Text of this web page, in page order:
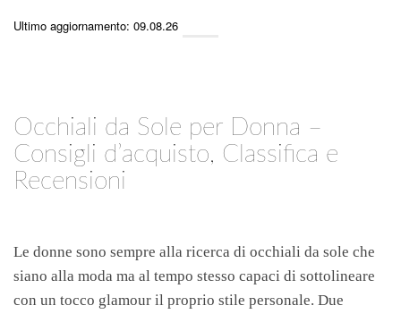
Ultimo aggiornamento: 09.08.26
Occhiali da Sole per Donna –
Consigli d’acquisto, Classifica e
Recensioni
Le donne sono sempre alla ricerca di occhiali da sole che
siano alla moda ma al tempo stesso capaci di sottolineare
con un tocco glamour il proprio stile personale. Due